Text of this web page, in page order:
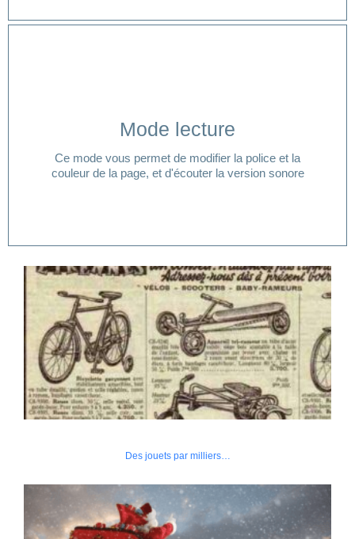
Mode lecture
Ce mode vous permet de modifier la police et la
couleur de la page, et d'écouter la version sonore
Vous avez besoin d'aide pour accéder à votre mode
Des jouets par milliers…